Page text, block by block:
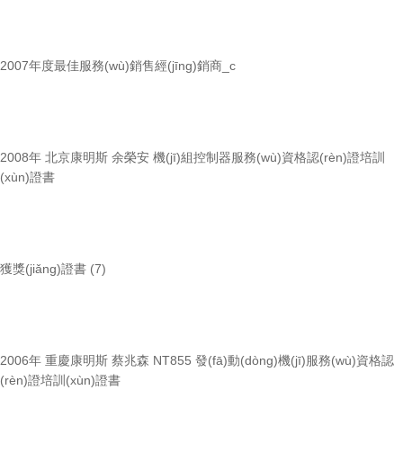
2007年度最佳服務(wù)銷售經(jīng)銷商_c
2008年 北京康明斯 余榮安 機(jī)組控制器服務(wù)資格認(rèn)證培訓
(xùn)證書
獲獎(jiǎng)證書 (7)
2006年 重慶康明斯 蔡兆森 NT855 發(fā)動(dòng)機(jī)服務(wù)資格認
(rèn)證培訓(xùn)證書